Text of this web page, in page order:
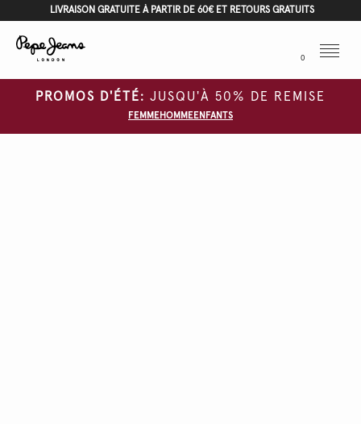
LIVRAISON GRATUITE À PARTIR DE 60€ ET RETOURS GRATUITS
0
Menu
PROMOS D'ÉTÉ: JUSQU'À 50% DE REMISE
FEMMEHOMMEENFANTS